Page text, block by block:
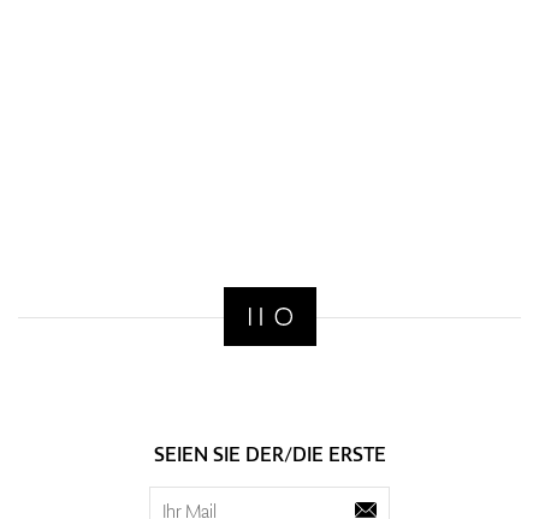
SEIEN SIE DER/DIE ERSTE